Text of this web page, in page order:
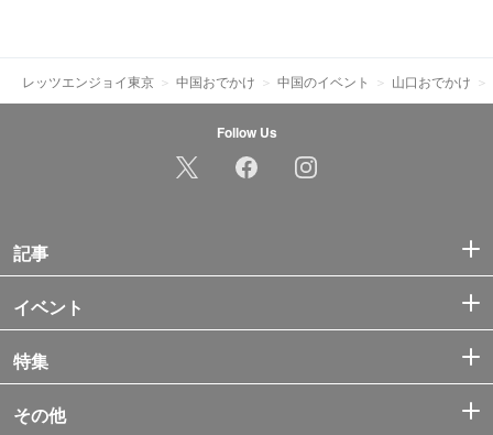
レッツエンジョイ東京 中国おでかけ 中国のイベント 山口おでかけ
Follow Us
記事
イベント
特集
その他